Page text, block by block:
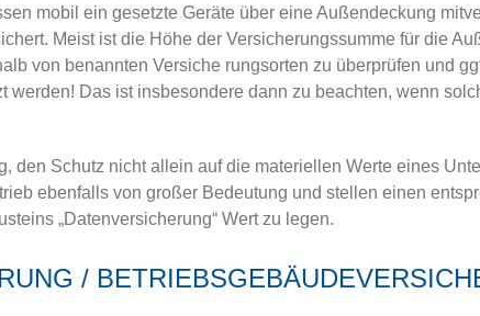
mobil ein­ gesetzte Geräte über eine Außendeckung
Meist ist die Höhe der Versicherungssumme für die
von benannten Versiche­ rungsorten zu überprüfen und
Das ist insbesondere dann zu beachten, wenn
den Schutz nicht allein auf die materiellen Werte eines
ebenfalls von großer Bedeutung und stellen einen
„Datenversi­cherung“ Wert zu legen.
/